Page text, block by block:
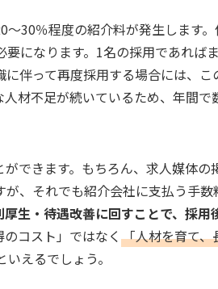
30％程度の紹介料が発生します
になります。1名の採用であれば
伴って再度採用する場合には、こ
材不足が続いているため、年間で
ができます。もちろん、求人媒体の
、それでも紹介会社に支払う手数
生・待遇改善に回すことで、採用
コスト」ではなく 「人材を育て、
えるでしょう。